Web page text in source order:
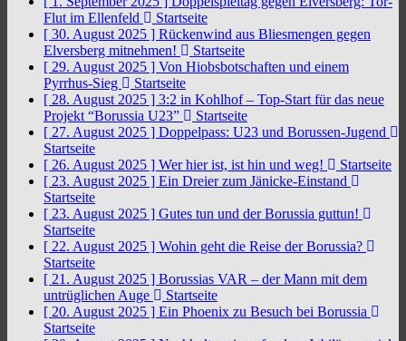
Flut im Ellenfeld
Startseite
[ 30. August 2025 ] Rückenwind aus Bliesmengen gegen
Elversberg mitnehmen!
Startseite
[ 29. August 2025 ] Von Hiobsbotschaften und einem
Pyrrhus-Sieg
Startseite
[ 28. August 2025 ] 3:2 in Kohlhof – Top-Start für das neue
Projekt “Borussia U23”
Startseite
[ 27. August 2025 ] Doppelpass: U23 und Borussen-Jugend
Startseite
[ 26. August 2025 ] Wer hier ist, ist hin und weg!
Startseite
[ 23. August 2025 ] Ein Dreier zum Jänicke-Einstand
Startseite
[ 23. August 2025 ] Gutes tun und der Borussia guttun!
Startseite
[ 22. August 2025 ] Wohin geht die Reise der Borussia?
Startseite
[ 21. August 2025 ] Borussias VAR – der Mann mit dem
untrüglichen Auge
Startseite
[ 20. August 2025 ] Ein Phoenix zu Besuch bei Borussia
Startseite